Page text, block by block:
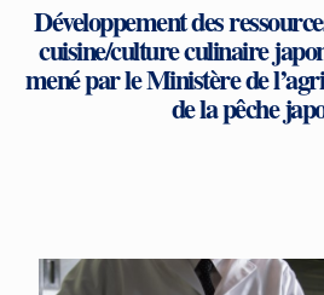
Développement des
cuisine/culture culinaire
mené par le Ministère de
de la pêche